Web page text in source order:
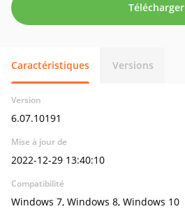
Télécharger
Caractéristiques Versions
Version
6.07.10191
Mise à jour de
2022-12-29 13:40:10
Compatibilité
Windows 7, Windows 8, Windows 10